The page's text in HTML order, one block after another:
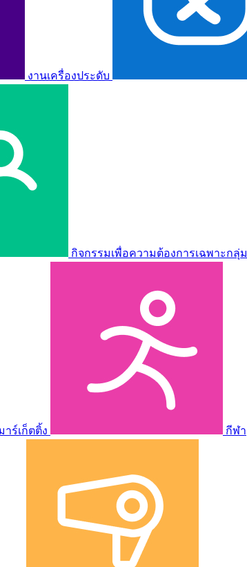
งานเครื่องประดับ
กิจกรรมเพื่อความต้องการเฉพาะกลุ่ม
าร์เก็ตติ้ง กีฬา